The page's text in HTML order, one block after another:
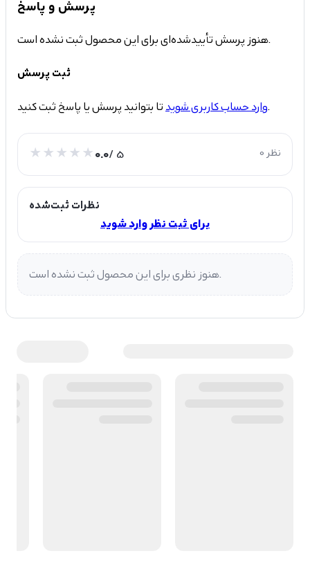
پرسش و پاسخ
هنوز پرسش تأییدشده‌ای برای این محصول ثبت نشده است.
ثبت پرسش
وارد حساب کاربری شویدتا بتوانید پرسش یا پاسخ ثبت کنید.
0.0/ 5 0 نظر
نظرات ثبت‌شده
برای ثبت نظر وارد شوید
هنوز نظری برای این محصول ثبت نشده است.